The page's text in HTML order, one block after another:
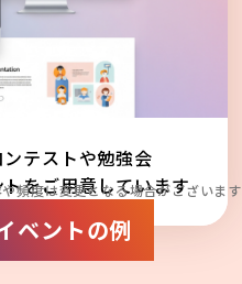
テストや勉強会
をご用意しています
頻度は変更となる場合がございます
ベントの例